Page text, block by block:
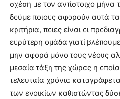
σχέση με τον αντίστοιχο μήνα
δούμε ποιους αφορούν αυτά τα
κριτήρια, ποιες είναι οι
ευρύτερη ομάδα γιατί
μην αφορά μόνο τους νέους
μεσαία τάξη της χώρας η
τελευταία χρόνια
των ενοικίων καθιστώντας